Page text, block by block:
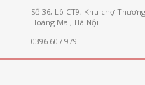
Số 36, Lô CT9, Khu chợ
Hoàng Mai, Hà Nội
0396 607 979